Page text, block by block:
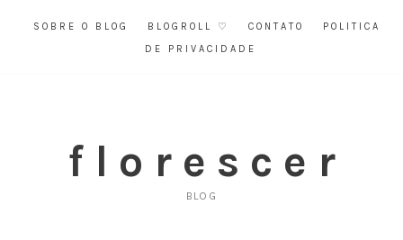
SOBRE O BLOG BLOGROLL ♡ CONTATO
POLITICA
DE PRIVACIDADE
f l o r e s c e r
BLOG